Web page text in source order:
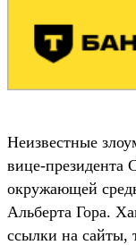
Неизвестные
вице-
окружающей
Альберта Гора.
ссылки на сайты,